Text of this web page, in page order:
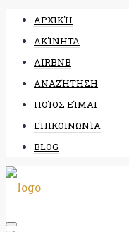
ΑΡΧΙΚΉ
ΑΚΊΝΗΤΑ
AIRBNB
ΑΝΑΖΉΤΗΣΗ
ΠΟΊΟΣ ΕΊΜΑΙ
ΕΠΙΚΟΙΝΩΝΊΑ
BLOG